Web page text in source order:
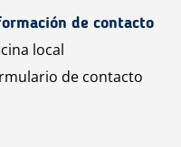
de contacto
local
de contacto